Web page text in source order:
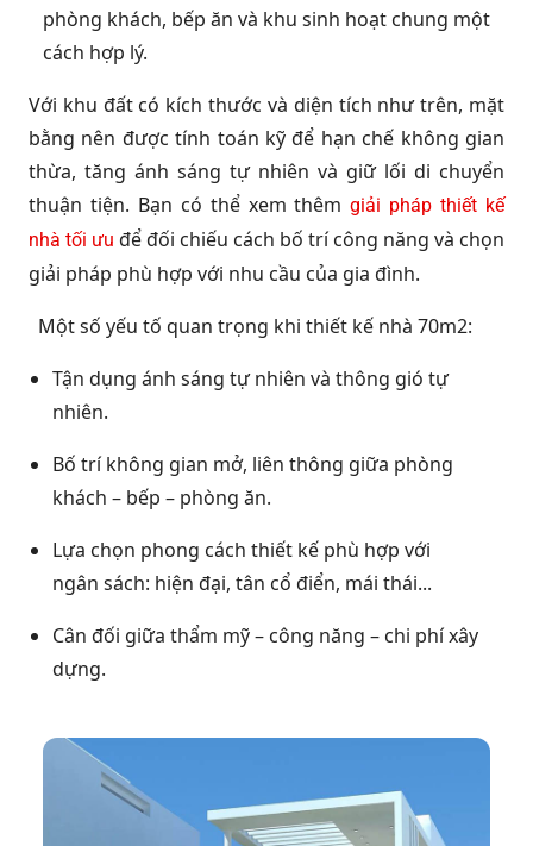
phòng khách, bếp ăn và khu sinh hoạt chung một
cách hợp lý.
Với khu đất có kích thước và diện tích như trên, mặt
bằng nên được tính toán kỹ để hạn chế không gian
thừa, tăng ánh sáng tự nhiên và giữ lối di chuyển
thuận tiện. Bạn có thể xem thêmgiải pháp thiết kế
nhà tối ưu để đối chiếu cách bố trí công năng và chọn
giải pháp phù hợp với nhu cầu của gia đình.
Một số yếu tố quan trọng khi thiết kế nhà 70m2:
Tận dụng ánh sáng tự nhiên và thông gió tự
nhiên.
Bố trí không gian mở, liên thông giữa phòng
khách – bếp – phòng ăn.
Lựa chọn phong cách thiết kế phù hợp với
ngân sách: hiện đại, tân cổ điển, mái thái...
Cân đối giữa thẩm mỹ – công năng – chi phí xây
dựng.